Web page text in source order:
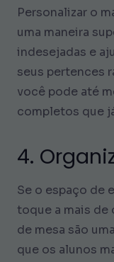
Personalizar o
uma maneira
indesejadas e
seus pertences
você pode até
completos que
4.
Se o espaço de
toque a mais de
de mesa são
que os alunos